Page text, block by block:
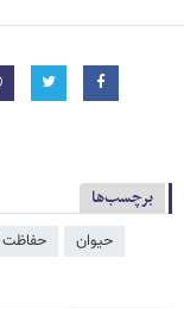
برچسب‌ها
حیوان حفاظت